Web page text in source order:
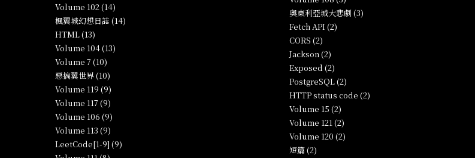
Volume 102 (14)
楓翼城幻想日誌 (14)
HTML (13)
Volume 104 (13)
Volume 7 (10)
惡搞翼世界 (10)
Volume 119 (9)
Volume 117 (9)
Volume 106 (9)
Volume 113 (9)
LeetCode[1-9] (9)
奧東利亞城大悲劇 (3)
Fetch API (2)
CORS (2)
Jackson (2)
Exposed (2)
PostgreSQL (2)
HTTP status code (2)
Volume 15 (2)
Volume 121 (2)
Volume 120 (2)
短篇 (2)